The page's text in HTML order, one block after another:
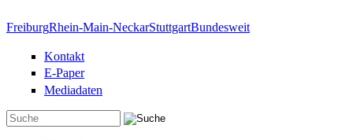
FreiburgRhein-Main-NeckarStuttgartBundesweit
Kontakt
E-Paper
Mediadaten